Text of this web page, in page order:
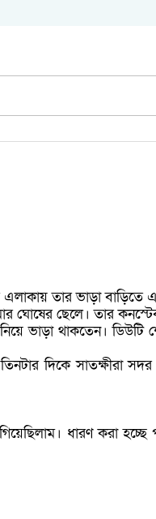
তার ভাড়া বাড়িতে
ঘোষের ছেলে। তার
ভাড়া থাকতেন।
দিকে সাতক্ষীরা সদর
ধারণ করা হচ্ছে